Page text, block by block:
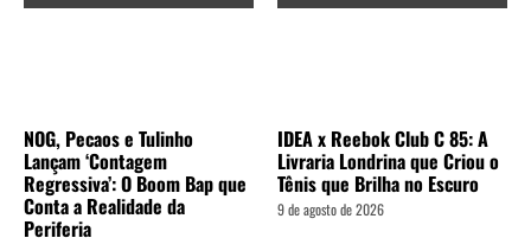
NOG, Pecaos e Tulinho
Lançam ‘Contagem
Regressiva’: O Boom Bap que
Conta a Realidade da
Periferia
IDEA x Reebok Club C 85: A
Livraria Londrina que Criou o
Tênis que Brilha no Escuro
9 de agosto de 2026